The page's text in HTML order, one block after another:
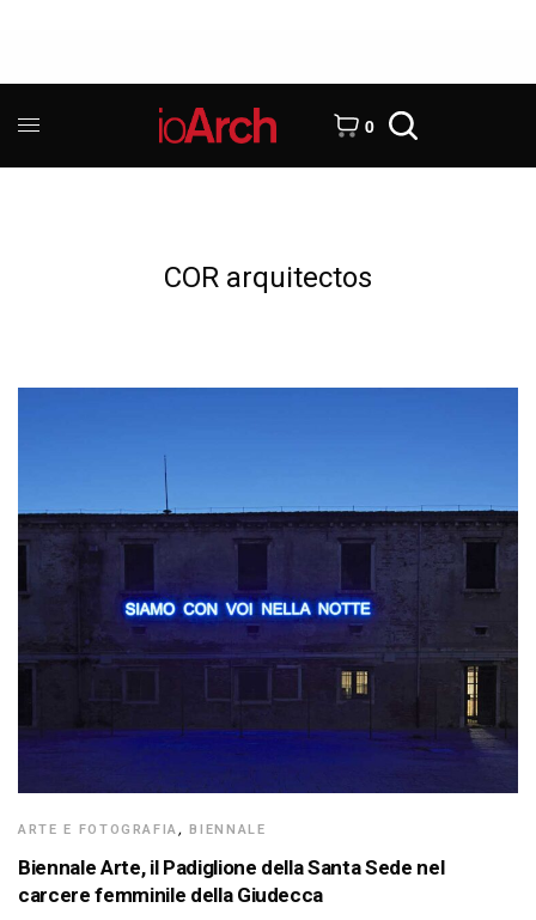
0
COR arquitectos
ARTE E FOTOGRAFIA,BIENNALE
Biennale Arte, il Padiglione della Santa Sede nel
carcere femminile della Giudecca